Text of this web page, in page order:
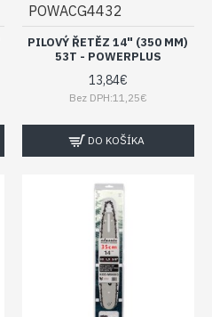
POWACG4432
PILOVÝ ŘETĚZ 14" (350 MM)
53T - POWERPLUS
13,84€
Bez DPH:11,25€
DO KOŠÍKA